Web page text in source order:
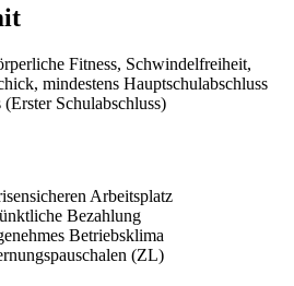
Fitness, Schwindelfreiheit,
mindestens Hauptschulabschluss
Schulabschluss)
Arbeitsplatz
Bezahlung
Betriebsklima
(ZL)